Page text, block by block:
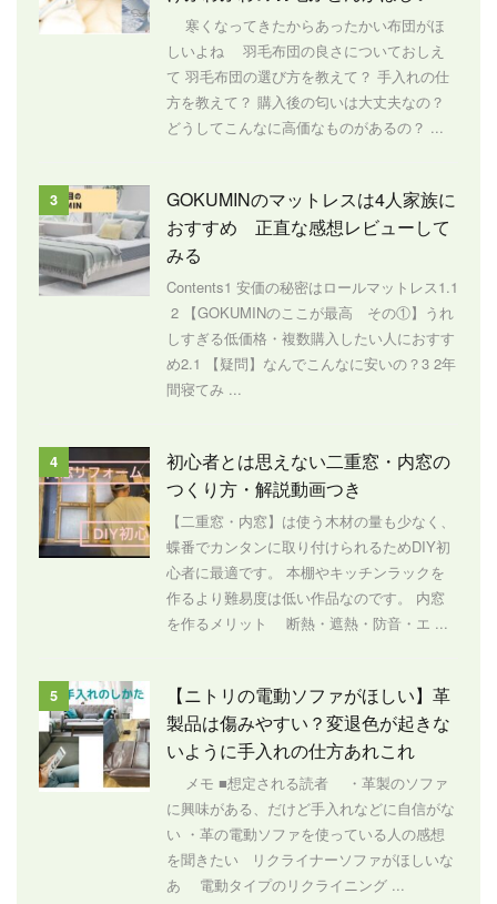
寒くなってきたからあったかい布団がほ
しいよね 羽毛布団の良さについておしえ
て 羽毛布団の選び方を教えて？ 手入れの仕
方を教えて？ 購入後の匂いは大丈夫なの？
どうしてこんなに高価なものがあるの？ ...
3
GOKUMINのマットレスは4人家族に
おすすめ 正直な感想レビューして
みる
Contents1 安価の秘密はロールマットレス1.1
2 【GOKUMINのここが最高 その①】うれ
しすぎる低価格・複数購入したい人におすす
め2.1 【疑問】なんでこんなに安いの？3 2年
間寝てみ ...
4
初心者とは思えない二重窓・内窓の
つくり方・解説動画つき
【二重窓・内窓】は使う木材の量も少なく、
蝶番でカンタンに取り付けられるためDIY初
心者に最適です。 本棚やキッチンラックを
作るより難易度は低い作品なのです。 内窓
を作るメリット 断熱・遮熱・防音・エ ...
5
【ニトリの電動ソファがほしい】革
製品は傷みやすい？変退色が起きな
いように手入れの仕方あれこれ
メモ ■想定される読者 ・革製のソファ
に興味がある、だけど手入れなどに自信がな
い ・革の電動ソファを使っている人の感想
を聞きたい リクライナーソファがほしいな
あ 電動タイプのリクライニング ...